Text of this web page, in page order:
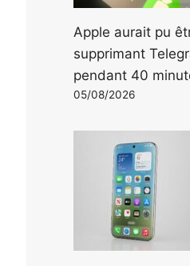
Apple aurait pu
supprimant
pendant 40
05/08/2026